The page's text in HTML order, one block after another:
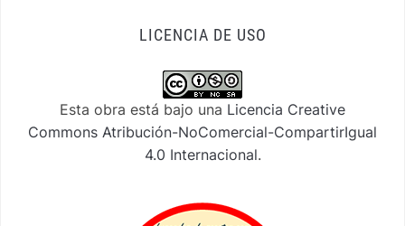
LICENCIA DE USO
Esta obra está bajo una Licencia Creative
Commons Atribución-NoComercial-CompartirIgual
4.0 Internacional.